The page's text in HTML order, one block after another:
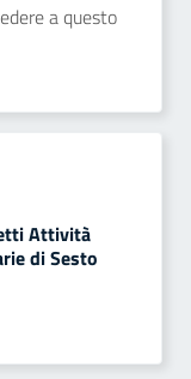
a questo
Attività
di Sesto